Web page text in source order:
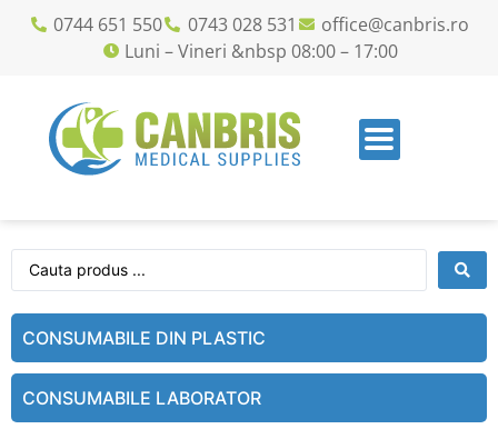
0744 651 550 0743 028 531
office@canbris.ro
Luni – Vineri &nbsp 08:00 – 17:00
CONSUMABILE DIN PLASTIC
CONSUMABILE LABORATOR